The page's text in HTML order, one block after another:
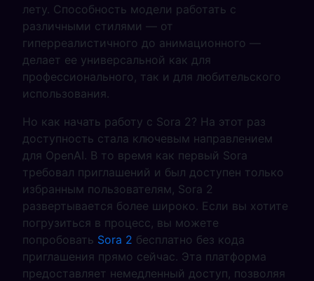
лету. Способность модели работать с
различными стилями — от
гиперреалистичного до анимационного —
делает ее универсальной как для
профессионального, так и для любительского
использования.
Но как начать работу с Sora 2? На этот раз
доступность стала ключевым направлением
для OpenAI. В то время как первый Sora
требовал приглашений и был доступен только
избранным пользователям, Sora 2
развертывается более широко. Если вы хотите
погрузиться в процесс, вы можете
попробовать Sora 2 бесплатно без кода
приглашения прямо сейчас. Эта платформа
предоставляет немедленный доступ, позволяя